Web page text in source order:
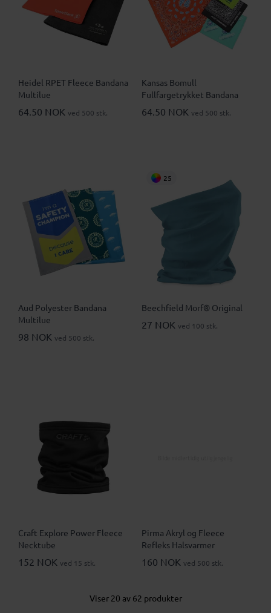
Heidel RPET Fleece Bandana
Multilue
64.50 NOK ved 500 stk.
Kansas Bomull
Fullfargetrykket Bandana
64.50 NOK ved 500 stk.
Aud Polyester Bandana
Multilue
98 NOK ved 500 stk.
25
Beechfield Morf® Original
27 NOK ved 100 stk.
Craft Explore Power Fleece
Necktube
152 NOK ved 15 stk.
Pirma Akryl og Fleece
Refleks Halsvarmer
160 NOK ved 500 stk.
Viser 20 av 62 produkter